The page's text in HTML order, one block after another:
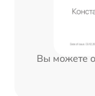
Вы можете